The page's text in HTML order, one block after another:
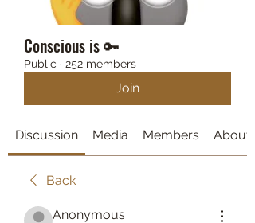
Conscious is 🔑
Public · 252 members
Join
Discussion Media Members About
Back
Anonymous